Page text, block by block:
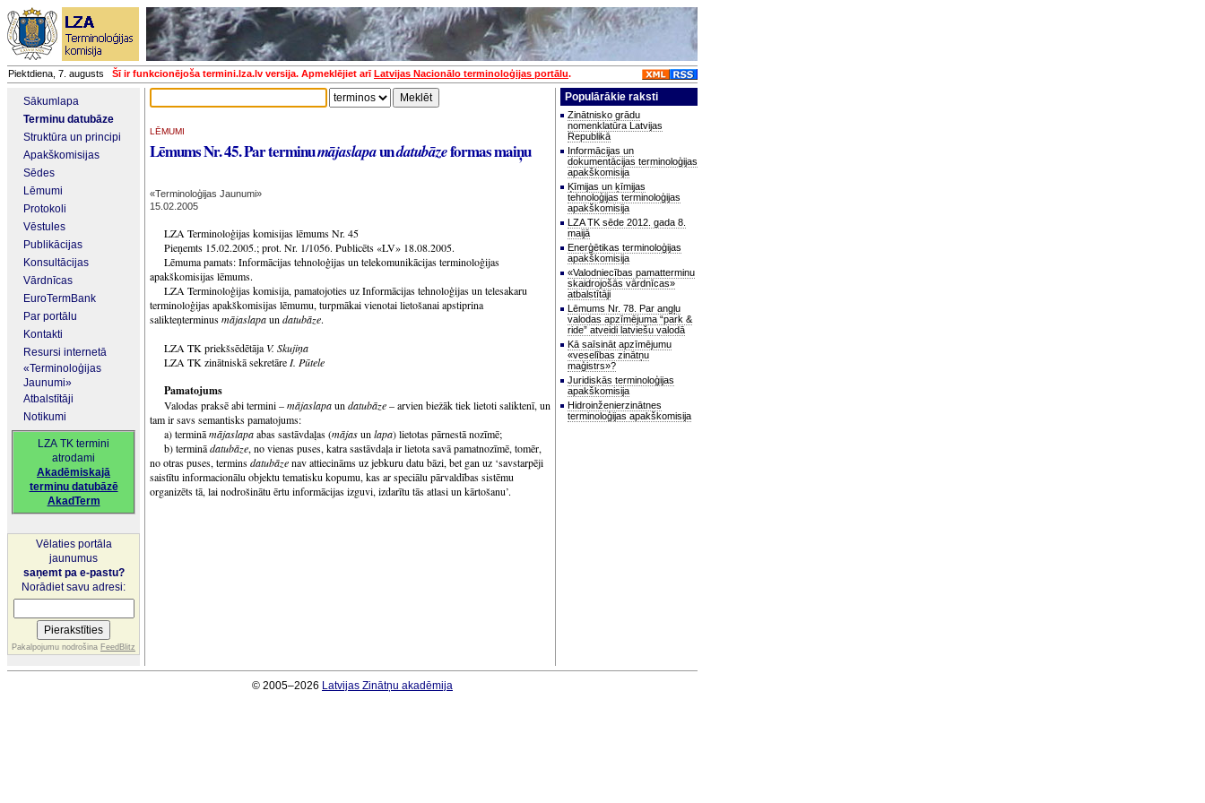
Piektdiena, 7. augusts Šī ir funkcionējoša termini.lza.lv versija. Apmeklējiet arīLatvijas Nacionālo terminoloģijas portālu.
Sākumlapa
Terminu datubāze
Struktūra un principi
Apakškomisijas
Sēdes
Lēmumi
Protokoli
Vēstules
Publikācijas
Konsultācijas
Vārdnīcas
EuroTermBank
Par portālu
Kontakti
Resursi internetā
«Terminoloģijas
Jaunumi»
Atbalstītāji
Notikumi
LZA TK termini
atrodami
Akadēmiskajā
terminu datubāzē
AkadTerm
Vēlaties portāla
jaunumus
saņemt pa e-pastu?
Norādiet savu adresi:
Pakalpojumu nodrošina FeedBlitz
LĒMUMI
Lēmums Nr. 45. Par terminumājaslapaundatubāzeformas maiņu
«Terminoloģijas Jaunumi»
15.02.2005
LZA Terminoloģijas komisijas lēmums Nr. 45
Pieņemts 15.02.2005.; prot. Nr. 1/1056. Publicēts «LV» 18.08.2005.
Lēmuma pamats: Informācijas tehnoloģijas un telekomunikācijas terminoloģijas
apakškomisijas lēmums.
LZA Terminoloģijas komisija, pamatojoties uz Informācijas tehnoloģijas un telesakaru
terminoloģijas apakškomisijas lēmumu, turpmākai vienotai lietošanai apstiprina
salikteņterminusmājaslapaun datubāze.
LZA TK priekšsēdētāja V. Skujiņa
LZA TK zinātniskā sekretāre I. Pūtele
Pamatojums
Valodas praksē abi termini –mājaslapaun datubāze– arvien biežāk tiek lietoti saliktenī, un
tam ir savs semantisks pamatojums:
a) termināmājaslapaabas sastāvdaļas (mājasun lapa) lietotas pārnestā nozīmē;
b) terminādatubāze, no vienas puses, katra sastāvdaļa ir lietota savā pamatnozīmē, tomēr,
no otras puses, terminsdatubāzenav attiecināms uz jebkuru datu bāzi, bet gan uz ‘savstarpēji
saistītu informacionālu objektu tematisku kopumu, kas ar speciālu pārvaldības sistēmu
organizēts tā, lai nodrošinātu ērtu informācijas izguvi, izdarītu tās atlasi un kārtošanu’.
Populārākie raksti
Zinātnisko grādu
nomenklatūra Latvijas
Republikā
Informācijas un
dokumentācijas terminoloģijas
apakškomisija
Ķīmijas un ķīmijas
tehnoloģijas terminoloģijas
apakškomisija
LZA TK sēde 2012. gada 8.
maijā
Enerģētikas terminoloģijas
apakškomisija
«Valodniecības pamatterminu
skaidrojošās vārdnīcas»
atbalstītāji
Lēmums Nr. 78. Par angļu
valodas apzīmējuma “park &
ride” atveidi latviešu valodā
Kā saīsināt apzīmējumu
«veselības zinātņu
maģistrs»?
Juridiskās terminoloģijas
apakškomisija
Hidroinženierzinātnes
terminoloģijas apakškomisija
© 2005–2026 Latvijas Zinātņu akadēmija